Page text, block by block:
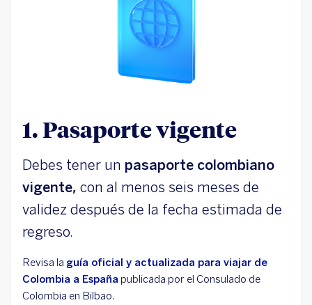
1. Pasaporte vigente
Debes tener un pasaporte colombiano
vigente, con al menos seis meses de
validez después de la fecha estimada de
regreso.
Revisa la guía oficial y actualizada para viajar de
Colombia a España publicada por el Consulado de
Colombia en Bilbao.